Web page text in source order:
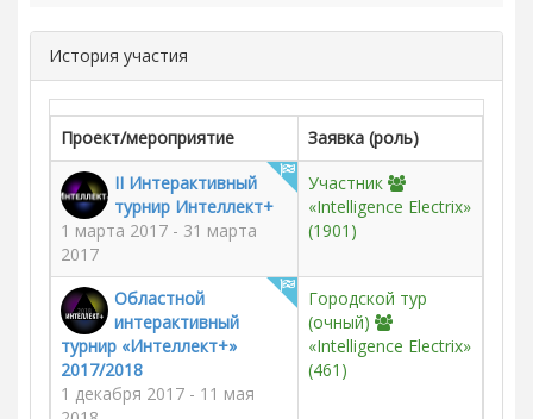
История участия
Проект/мероприятие
Заявка (роль)
II Интерактивный
турнир Интеллект+
1 марта 2017 - 31 марта
2017
Участник
«Intelligence Electrix»
(1901)
Областной
интерактивный
турнир «Интеллект+»
2017/2018
1 декабря 2017 - 11 мая
Городской тур
(очный)
«Intelligence Electrix»
(461)